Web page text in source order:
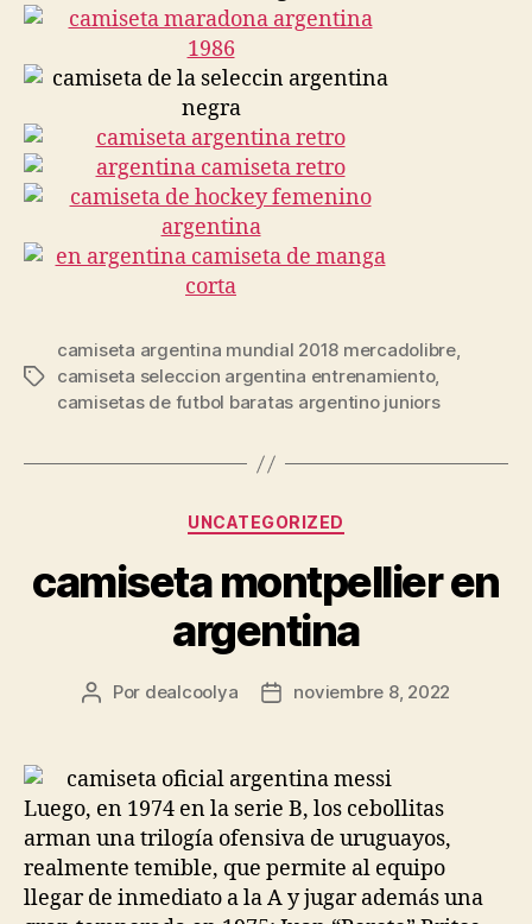
Etiquetas
camiseta argentina mundial 2018 mercadolibre,
camiseta seleccion argentina entrenamiento,
camisetas de futbol baratas argentino juniors
Categorías
UNCATEGORIZED
camiseta montpellier en
argentina
Autor
entrada
Por dealcoolya
Fecha
entrada
noviembre 8, 2022
Luego, en 1974 en la serie B, los cebollitas
arman una trilogía ofensiva de uruguayos,
realmente temible, que permite al equipo
llegar de inmediato a la A y jugar además una